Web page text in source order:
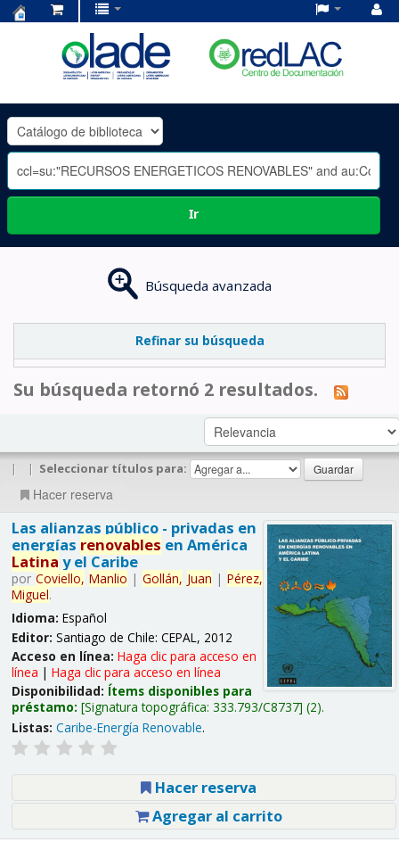
OLADE
-
Ir
Búsqueda avanzada
Refinar su búsqueda
Su búsqueda retornó 2 resultados.
| | Seleccionar títulos para:
Hacer reserva
Las alianzas público - privadas en
energías renovables en América
Latina y el Caribe
por Coviello, Manlio | Gollán, Juan | Pérez,
Miguel.
Idioma: Español
Editor: Santiago de Chile: CEPAL, 2012
Acceso en línea: Haga clic para acceso en
línea | Haga clic para acceso en línea
Disponibilidad: Ítems disponibles para
préstamo: Signatura topográfica: 333.793/C8737 (2).
Listas: Caribe-Energía Renovable.
Hacer reserva
Agregar al carrito